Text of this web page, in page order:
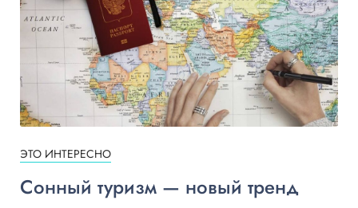
ЭТО ИНТЕРЕСНО
Сонный туризм — новый тренд